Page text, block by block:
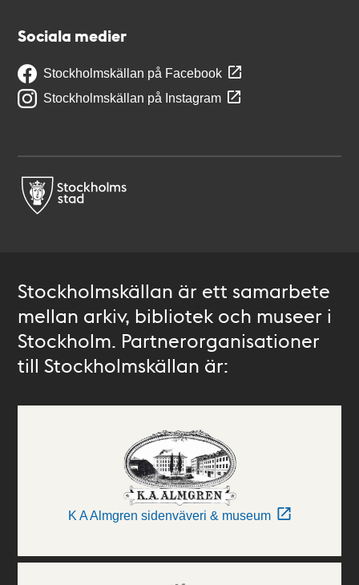
Sociala medier
Stockholmskällan på Facebook
Stockholmskällan på Instagram
Stockholmskällan är ett samarbete
mellan arkiv, bibliotek och museer i
Stockholm. Partnerorganisationer
till Stockholmskällan är:
K A Almgren sidenväveri & museum